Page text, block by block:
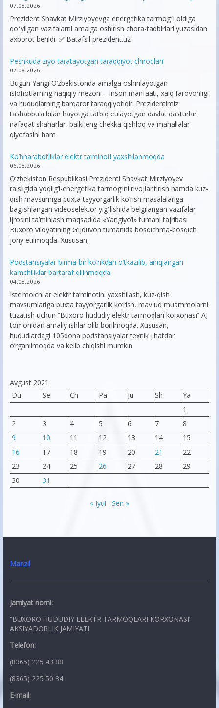
07.08.2026
Prezident Shavkat Mirziyoyevga energetika tarmogʻi oldiga
qoʻyilgan vazifalarni amalga oshirish chora-tadbirlari yuzasidan
axborot berildi. ✅ Batafsil prezident.uz
Peshkuda ziyo taratayotgan taraqqiyot chiroqlari
07.08.2026
Bugun Yangi O‘zbekistonda amalga oshirilayotgan
islohotlarning haqiqiy mezoni – inson manfaati, xalq farovonligi
va hududlarning barqaror taraqqiyotidir. Prezidentimiz
tashabbusi bilan hayotga tatbiq etilayotgan davlat dasturlari
nafaqat shaharlar, balki eng chekka qishloq va mahallalar
qiyofasini ham
Ko’hnarabotliklar elektr ta’minoti yaxshilanmoqda
06.08.2026
O‘zbekiston Respublikasi Prezidenti Shavkat Mirziyoyev
raisligida yoqilg‘i-energetika tarmog‘ini rivojlantirish hamda kuz-
qish mavsumiga puxta tayyorgarlik ko‘rish masalalariga
bag‘ishlangan videoselektor yig‘ilishida belgilangan vazifalar
ijrosini ta’minlash maqsadida «Yangiyo‘l» tumani tajribasi
Buxoro viloyatining G‘ijduvon tumanida bosqichma-bosqich
joriy etilmoqda. Xususan,
Podstansiyalar birma-bir ko’rikdan o’tkazilib, aniqlangan
kamchiliklar bartaraf qilinmoqda
04.08.2026
Iste’molchilar elektr ta’minotini yaxshilash, kuz-qish
mavsumlariga puxta tayyorgarlik ko‘rish, mavjud muammolarni
tuzatish uchun “Buxoro hududiy elektr tarmoqlari korxonasi” AJ
tomonidan amaliy ishlar olib borilmoqda. Xususan,
hududlardagi 105dona podstansiyalar texnik jihatdan
o’rganilmoqda va kelib chiqishi mumkin
Avgust 2021
Du
Se Ch Pa Ju Sh
Ya
1
2
3 4 5 6 7
8
9
10 11 12 13 14
15
16
17 18 19 20 21
22
23
24 25 26 27 28
29
30
31
« Iyul Sen »
Manzil
Jamiyat nomi:
“BUXORO HUDUDIY ELEKTR TARMOQLARI KORXONASI”
AKSIYADORLIK JAMIYATI
Telefon:
(8365) 225 43 88
(8365) 225 50 34
E-mail: